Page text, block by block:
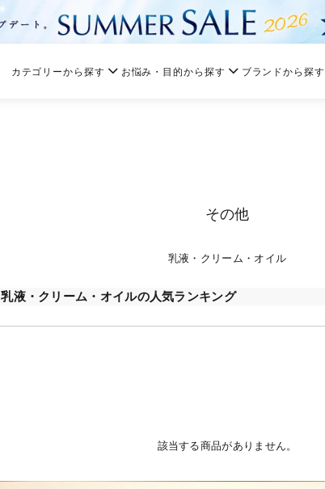
カテゴリーから探す お悩み・目的から探す ブランドから探す
その他
乳液・クリーム・オイル
乳液・クリーム・オイルの人気ランキング
該当する商品がありません。